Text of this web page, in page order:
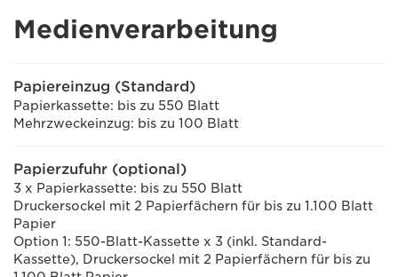
Medienverarbeitung
Papiereinzug (Standard)
Papierkassette: bis zu 550 Blatt
Mehrzweckeinzug: bis zu 100 Blatt
Papierzufuhr (optional)
3 x Papierkassette: bis zu 550 Blatt
Druckersockel mit 2 Papierfächern für bis zu 1.100 Blatt
Papier
Option 1: 550-Blatt-Kassette x 3 (inkl. Standard-
Kassette), Druckersockel mit 2 Papierfächern für bis zu